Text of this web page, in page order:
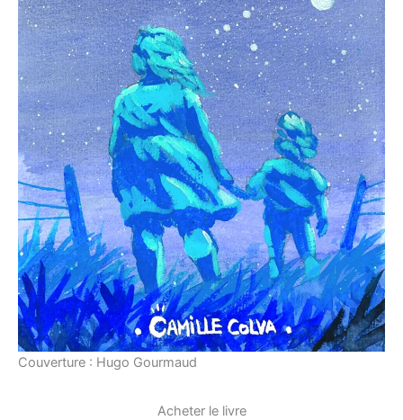
Couverture : Hugo Gourmaud
Acheter le livre